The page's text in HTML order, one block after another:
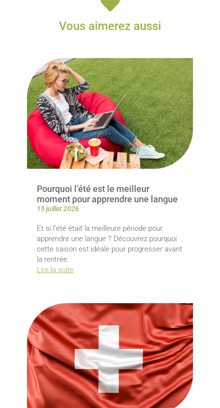
Vous aimerez aussi
Pourquoi l’été est le meilleur
moment pour apprendre une langue
15 juillet 2026
Et si l’été était la meilleure période pour
apprendre une langue ? Découvrez pourquoi
cette saison est idéale pour progresser avant
la rentrée.
Lire la suite